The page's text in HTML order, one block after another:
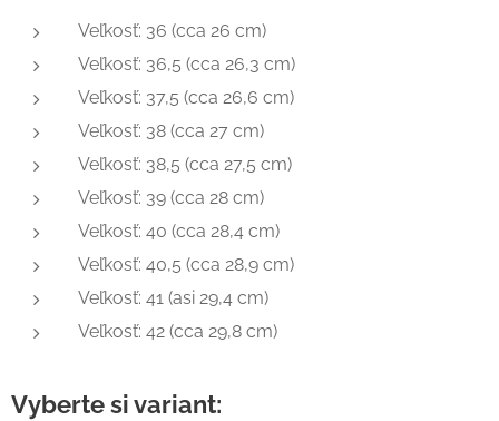
Veľkosť: 36 (cca 26 cm)
Veľkosť: 36,5 (cca 26,3 cm)
Veľkosť: 37,5 (cca 26,6 cm)
Veľkosť: 38 (cca 27 cm)
Veľkosť: 38,5 (cca 27,5 cm)
Veľkosť: 39 (cca 28 cm)
Veľkosť: 40 (cca 28,4 cm)
Veľkosť: 40,5 (cca 28,9 cm)
Veľkosť: 41 (asi 29,4 cm)
Veľkosť: 42 (cca 29,8 cm)
Vyberte si variant: